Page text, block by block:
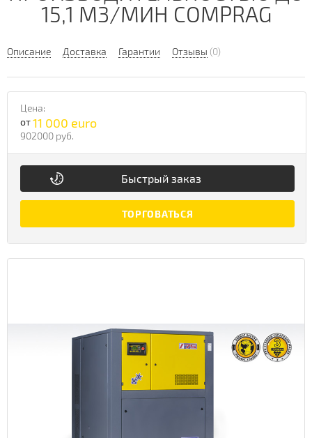
15,1 М3/МИН COMPRAG
Описание Доставка Гарантии Отзывы (0)
Цена:
от11 000 euro
902000 руб.
Быстрый заказ
ТОРГОВАТЬСЯ